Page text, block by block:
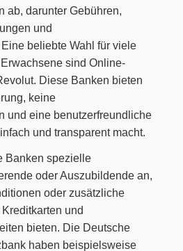
ab, darunter Gebühren,
und
beliebte Wahl für viele
sind Online-
Diese Banken bieten
keine
und eine benutzerfreundliche
und transparent macht.
Banken spezielle
oder Auszubildende an,
oder zusätzliche
und
bieten. Die Deutsche
haben beispielsweise